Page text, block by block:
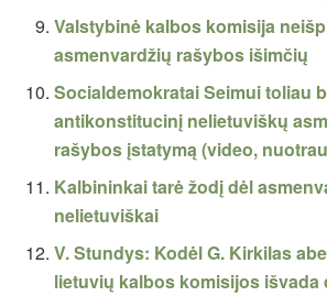
Valstybinė kalbos komisija
asmenvardžių rašybos išimčių
Socialdemokratai Seimui toliau
antikonstitucinį nelietuviškų
rašybos įstatymą (video,
Kalbininkai tarė žodį dėl
nelietuviškai
V. Stundys: Kodėl G. Kirkilas
lietuvių kalbos komisijos išvada